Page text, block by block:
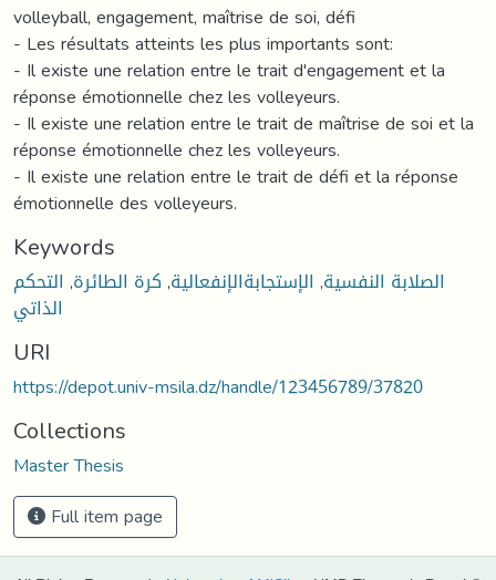
volleyball, engagement, maîtrise de soi, défi
- Les résultats atteints les plus importants sont:
- Il existe une relation entre le trait d'engagement et la
réponse émotionnelle chez les volleyeurs.
- Il existe une relation entre le trait de maîtrise de soi et la
réponse émotionnelle chez les volleyeurs.
- Il existe une relation entre le trait de défi et la réponse
émotionnelle des volleyeurs.
Keywords
الصلابة النفسية, الإستجابةالإنفعالية,كرة الطائرة, التحكم
الذاتي
URI
https://depot.univ-msila.dz/handle/123456789/37820
Collections
Master Thesis
Full item page